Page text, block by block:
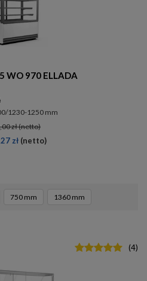
WO 970 ELLADA
1230-1250 mm
zł(netto)
zł (netto)
750 mm 1360 mm
(4)